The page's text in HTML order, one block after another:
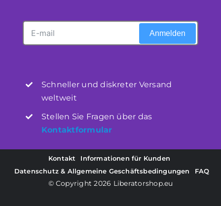
Winkelwagen
Anmelden
Schneller und diskreter Versand
weltweit
Stellen Sie Fragen über das
Kontaktformular
Kontakt
Informationen für Kunden
Datenschutz & Allgemeine Geschäftsbedingungen
FAQ
© Copyright 2026 Liberatorshop.eu